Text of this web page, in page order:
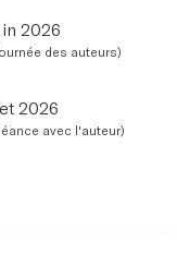
2026
des auteurs)
2026
avec l'auteur)